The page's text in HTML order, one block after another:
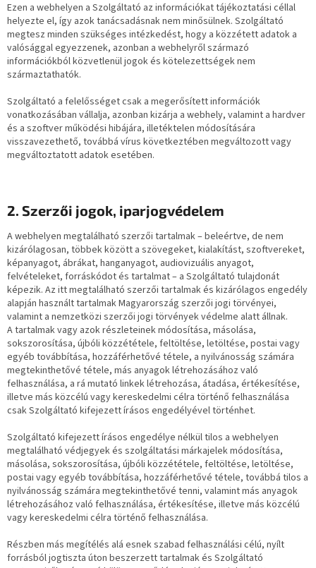
Ezen a webhelyen a Szolgáltató az információkat tájékoztatási céllal
helyezte el, így azok tanácsadásnak nem minősülnek. Szolgáltató
megtesz minden szükséges intézkedést, hogy a közzétett adatok a
valósággal egyezzenek, azonban a webhelyről származó
információkból közvetlenül jogok és kötelezettségek nem
származtathatók.
Szolgáltató a felelősséget csak a megerősített információk
vonatkozásában vállalja, azonban kizárja a webhely, valamint a hardver
és a szoftver működési hibájára, illetéktelen módosítására
visszavezethető, továbbá vírus következtében megváltozott vagy
megváltoztatott adatok esetében.
2. Szerzői jogok, iparjogvédelem
A webhelyen megtalálható szerzői tartalmak – beleértve, de nem
kizárólagosan, többek között a szövegeket, kialakítást, szoftvereket,
képanyagot, ábrákat, hanganyagot, audiovizuális anyagot,
felvételeket, forráskódot és tartalmat – a Szolgáltató tulajdonát
képezik. Az itt megtalálható szerzői tartalmak és kizárólagos engedély
alapján használt tartalmak Magyarország szerzői jogi törvényei,
valamint a nemzetközi szerzői jogi törvények védelme alatt állnak.
A tartalmak vagy azok részleteinek módosítása, másolása,
sokszorosítása, újbóli közzététele, feltöltése, letöltése, postai vagy
egyéb továbbítása, hozzáférhetővé tétele, a nyilvánosság számára
megtekinthetővé tétele, más anyagok létrehozásához való
felhasználása, a rá mutató linkek létrehozása, átadása, értékesítése,
illetve más közcélú vagy kereskedelmi célra történő felhasználása
csak Szolgáltató kifejezett írásos engedélyével történhet.
Szolgáltató kifejezett írásos engedélye nélkül tilos a webhelyen
megtalálható védjegyek és szolgáltatási márkajelek módosítása,
másolása, sokszorosítása, újbóli közzététele, feltöltése, letöltése,
postai vagy egyéb továbbítása, hozzáférhetővé tétele, továbbá tilos a
nyilvánosság számára megtekinthetővé tenni, valamint más anyagok
létrehozásához való felhasználása, értékesítése, illetve más közcélú
vagy kereskedelmi célra történő felhasználása.
Részben más megítélés alá esnek szabad felhasználási célú, nyílt
forrásból jogtiszta úton beszerzett tartalmak és Szolgáltató